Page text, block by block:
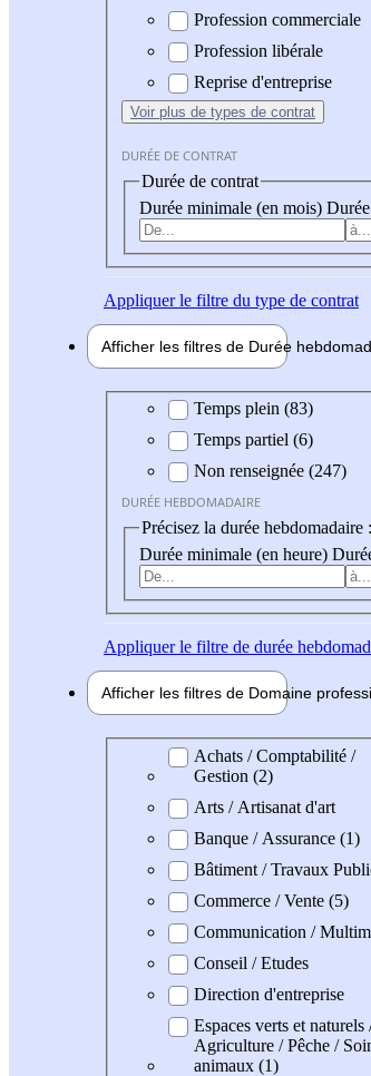
Profession commerciale
Profession libérale
Reprise d'entreprise
Voir plus de types de contrat
DURÉE DE CONTRAT
Durée de contrat
Durée minimale (en mois)
Appliquerle filtre du type de contrat
Afficher les filtres de Durée hebdo
Durée hebdomadaire
Temps plein (83)
Temps partiel (6)
Non renseignée (247)
DURÉE HEBDOMADAIRE
Précisez la durée hebdomadaire :
Durée minimale (en heure)
Appliquerle filtre de durée
Afficher les filtres de Domaine pro
Domaine professionel
Achats / Comptabilité /
Gestion (2)
Arts / Artisanat d'art
Banque / Assurance (1)
Bâtiment / Travaux
Commerce / Vente (5)
Communication /
Conseil / Etudes
Direction d'entreprise
Espaces verts et naturels
Agriculture / Pêche /
animaux (1)